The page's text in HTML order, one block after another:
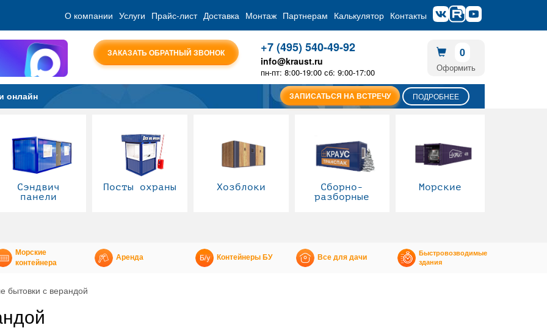
О компании Услуги Прайс-лист Доставка Монтаж Партнерам Калькулятор Контакты
ЗАКАЗАТЬ ОБРАТНЫЙ ЗВОНОК +7 (495) 540-49-92
info@kraust.ru
пн-пт: 8:00-19:00 сб: 9:00-17:00
0
Оформить
онлайн ЗАПИСАТЬСЯ НА ВСТРЕЧУ ПОДРОБНЕЕ
Сэндвич
панели
Посты охраны Хозблоки
Сборно-
разборные
Морские
Морские
контейнера
Аренда Контейнеры БУ Все для дачи
Быстровозводимые
здания
бытовки с верандой